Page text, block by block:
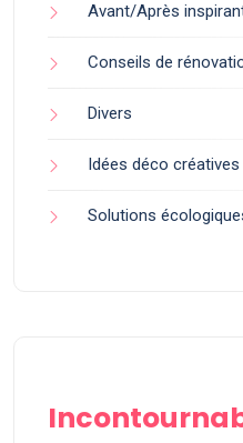
Avant/Après
Conseils de
Divers
Idées déco créatives
Solutions